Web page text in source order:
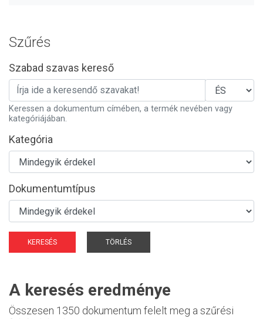
Szűrés
Szabad szavas kereső
Keressen a dokumentum címében, a termék nevében vagy
kategóriájában.
Kategória
Dokumentumtípus
KERESÉS TÖRLÉS
A keresés eredménye
Összesen 1350 dokumentum felelt meg a szűrési